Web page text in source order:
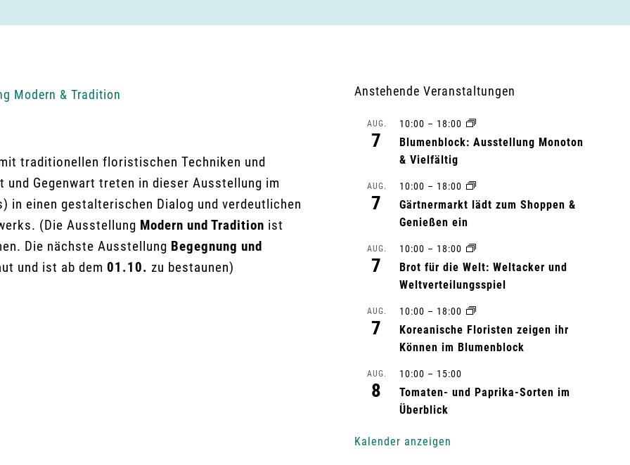
Modern & Tradition
traditionellen floristischen Techniken und
Gegenwart treten in dieser Ausstellung im
in einen gestalterischen Dialog und verdeutlichen
(Die Ausstellung Modern und Tradition ist
Die nächste Ausstellung Begegnung und
und ist ab dem 01.10. zu bestaunen)
Anstehende Veranstaltungen
AUG.
7
10:00 – 18:00
Blumenblock: Ausstellung Monoton
& Vielfältig
AUG.
7
10:00 – 18:00
Gärtnermarkt lädt zum Shoppen &
Genießen ein
AUG.
7
10:00 – 18:00
Brot für die Welt: Weltacker und
Weltverteilungsspiel
AUG.
7
10:00 – 18:00
Koreanische Floristen zeigen ihr
Können im Blumenblock
AUG.
8
10:00 – 15:00
Tomaten- und Paprika-Sorten im
Überblick
Kalender anzeigen